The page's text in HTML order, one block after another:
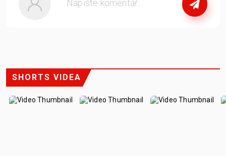
SHORTS VIDEA